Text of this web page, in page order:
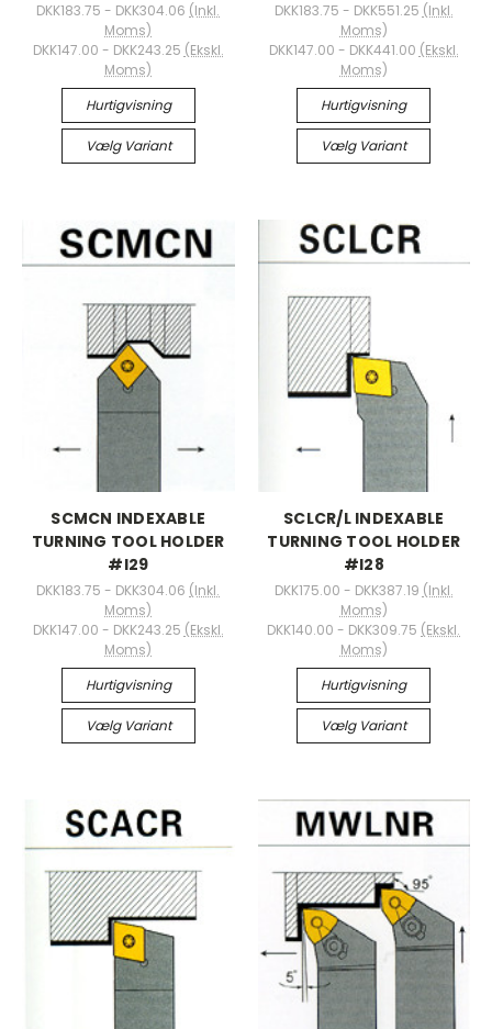
DKK183.75 - DKK304.06 (Inkl.
Moms)
DKK147.00 - DKK243.25 (Ekskl.
Moms)
Hurtigvisning
Vælg Variant
DKK183.75 - DKK551.25 (Inkl.
Moms)
DKK147.00 - DKK441.00 (Ekskl.
Moms)
Hurtigvisning
Vælg Variant
SCMCN INDEXABLE
TURNING TOOL HOLDER
#I29
DKK183.75 - DKK304.06 (Inkl.
Moms)
DKK147.00 - DKK243.25 (Ekskl.
Moms)
Hurtigvisning
Vælg Variant
SCLCR/L INDEXABLE
TURNING TOOL HOLDER
#I28
DKK175.00 - DKK387.19 (Inkl.
Moms)
DKK140.00 - DKK309.75 (Ekskl.
Moms)
Hurtigvisning
Vælg Variant